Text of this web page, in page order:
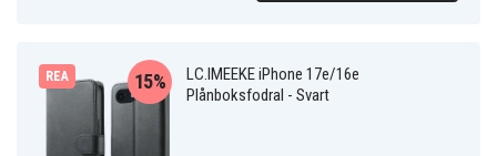
REA
LC.IMEEKE iPhone 17e/16e
Plånboksfodral - Svart
15%